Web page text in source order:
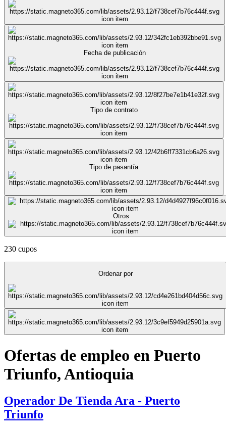
Fecha de publicación
Tipo de contrato
Tipo de pasantía
Otros
230 cupos
Ordenar por
Ofertas de empleo en Puerto
Triunfo, Antioquia
Operador De Tienda Ara - Puerto
Triunfo